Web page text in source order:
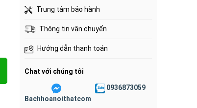
Trung tâm bảo hành
Thông tin vận chuyển
Hướng dẫn thanh toán
Chat với chúng tôi
Bachhoanoithatcom
0936873059